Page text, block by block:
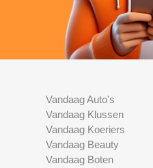
Vandaag Auto's
Vandaag Klussen
Vandaag Koeriers
Vandaag Beauty
Vandaag Boten